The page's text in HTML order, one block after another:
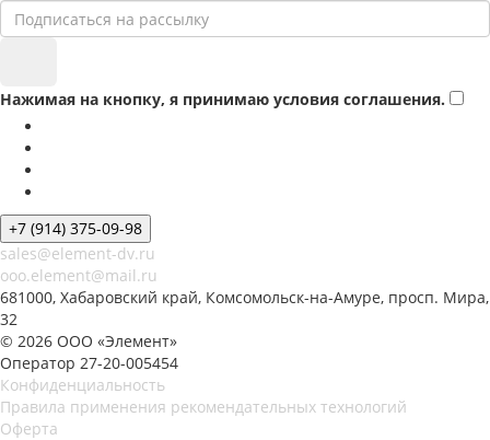
Нажимая на кнопку, я принимаю условия соглашения.
+7 (914) 375-09-98
sales@element-dv.ru
ooo.element@mail.ru
681000, Хабаровский край, Комсомольск-на-Амуре, просп. Мира,
32
© 2026 ООО «Элемент»
Оператор 27-20-005454
Конфиденциальность
Правила применения рекомендательных технологий
Оферта